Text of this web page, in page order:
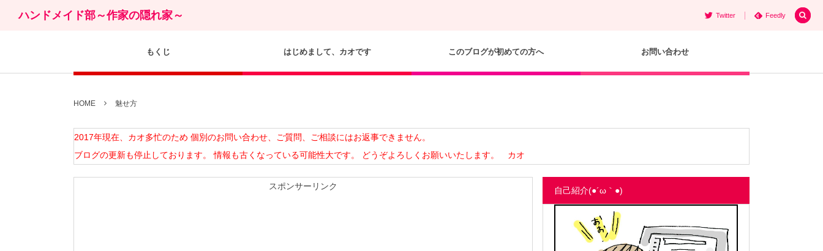
ハンドメイド部～作家の隠れ家～ Twitter Feedly
もくじ はじめまして、カオです このブログが初めての方へ お問い合わせ
HOME 魅せ方
2017年現在、カオ多忙のため 個別のお問い合わせ、ご質問、ご相談にはお返事できません。
ブログの更新も停止しております。 情報も古くなっている可能性大です。 どうぞよろしくお願いいたします。 カオ
スポンサーリンク 自己紹介(●´ω｀●)